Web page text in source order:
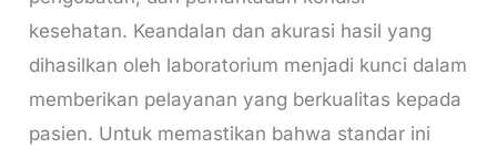
kesehatan. Keandalan dan akurasi hasil yang
dihasilkan oleh laboratorium menjadi kunci dalam
memberikan pelayanan yang berkualitas kepada
pasien. Untuk memastikan bahwa standar ini